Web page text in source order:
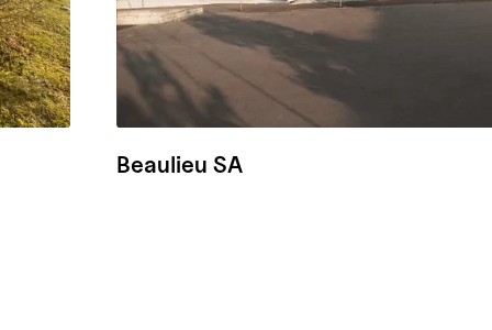
Beaulieu SA